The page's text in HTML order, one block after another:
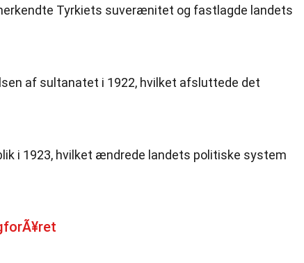
Tyrkiets suverænitet og fastlagde landets
af sultanatet i 1922, hvilket afsluttede det
i 1923, hvilket ændrede landets politiske system